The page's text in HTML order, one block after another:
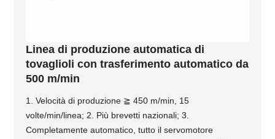
Linea di produzione automatica di
tovaglioli con trasferimento automatico da
500 m/min
1. Velocità di produzione ≧ 450 m/min, 15
volte/min/linea; 2. Più brevetti nazionali; 3.
Completamente automatico, tutto il servomotore